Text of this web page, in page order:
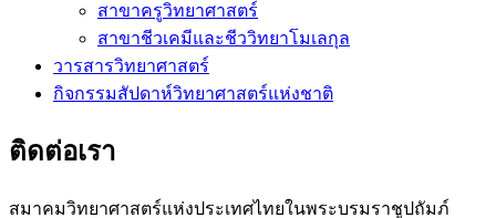
สาขาครูวิทยาศาสตร์
สาขาชีวเคมีและชีววิทยาโมเลกุล
วารสารวิทยาศาสตร์
กิจกรรมสัปดาห์วิทยาศาสตร์แห่งชาติ
ติดต่อเรา
สมาคมวิทยาศาสตร์แห่งประเทศไทยในพระบรมราชูปถัมภ์